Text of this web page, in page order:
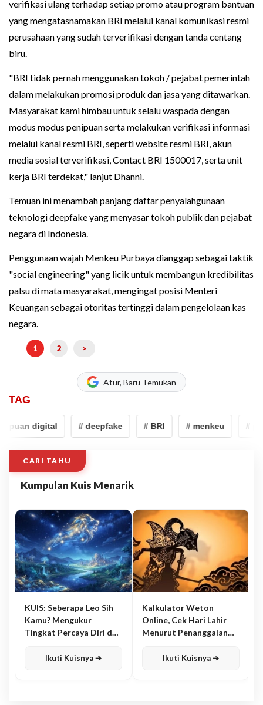
verifikasi ulang terhadap setiap promo atau program bantuan
yang mengatasnamakan BRI melalui kanal komunikasi resmi
perusahaan yang sudah terverifikasi dengan tanda centang
biru.
"BRI tidak pernah menggunakan tokoh / pejabat pemerintah
dalam melakukan promosi produk dan jasa yang ditawarkan.
Masyarakat kami himbau untuk selalu waspada dengan
modus modus penipuan serta melakukan verifikasi informasi
melalui kanal resmi BRI, seperti website resmi BRI, akun
media sosial terverifikasi, Contact BRI 1500017, serta unit
kerja BRI terdekat," lanjut Dhanni.
Temuan ini menambah panjang daftar penyalahgunaan
teknologi deepfake yang menyasar tokoh publik dan pejabat
negara di Indonesia.
Penggunaan wajah Menkeu Purbaya dianggap sebagai taktik
"social engineering" yang licik untuk membangun kredibilitas
palsu di mata masyarakat, mengingat posisi Menteri
Keuangan sebagai otoritas tertinggi dalam pengelolaan kas
negara.
1 2 >
Atur, Baru Temukan
TAG
digital # deepfake # BRI # menkeu #
CARI TAHU
Kumpulan Kuis Menarik
KUIS: Seberapa Leo Sih
Kamu? Mengukur
Tingkat Percaya Diri dan
Ikuti Kuisnya ➔
Kalkulator Weton
Online, Cek Hari Lahir
Menurut Penanggalan
Ikuti Kuisnya ➔